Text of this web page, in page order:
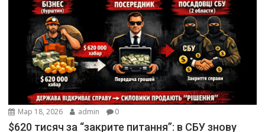
Мар 18, 2026 admin 0
$620 тисяч за “закрите питання”: в СБУ знову